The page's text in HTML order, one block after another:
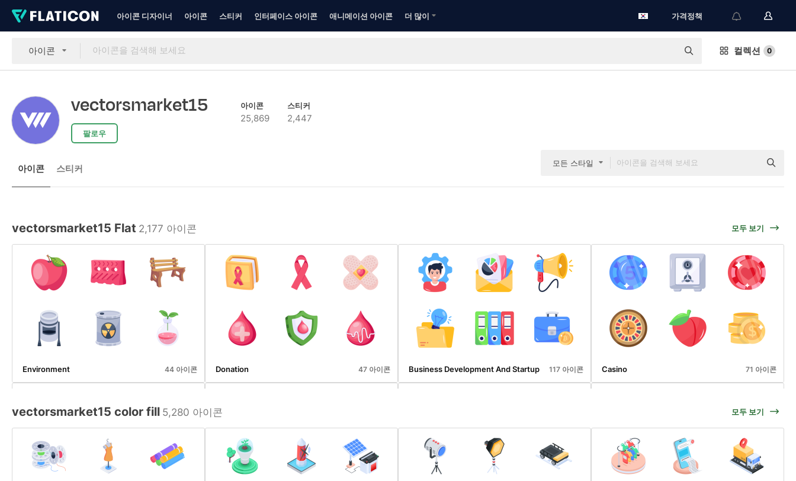
아이콘 디자이너 아이콘 스티커 인터페이스 아이콘 애니메이션 아이콘 더 많이 가격정책
아이콘 컬렉션 0
vectorsmarket15
팔로우
아이콘
25,869
스티커
2,447
아이콘 스티커 모든 스타일
vectorsmarket15 Flat 2,177 아이콘 모두 보기
Environment 44 아이콘 Donation 47 아이콘 Business Development And Startup 117 아이콘 Casino 71 아이콘
vectorsmarket15 color fill 5,280 아이콘 모두 보기